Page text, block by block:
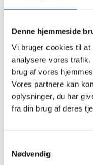
Denne hjemmeside
Vi bruger cookies til
analysere vores
brug af vores
Vores partnere kan
oplysninger, du har
fra din brug af deres
Nødvendig
Aktivering af MitID app
MitId
Ikon
Læs om
Brug for hjælp?
hjælpe dig.